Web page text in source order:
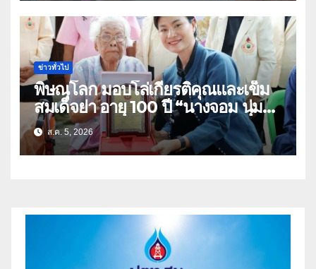
ข่าวทั่วไป
พิษณุโลก มอบโล่เกียรติคุณและเข็ม
สมเด็จย่า อายุ 100 ปี “นางจอม นุ่ม
เนตร” ตำบลบ้านกร่าง อำเภอเมือง
ส.ค. 5, 2026